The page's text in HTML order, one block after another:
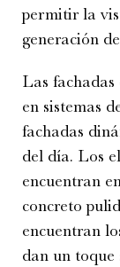
permitir la
generación
Las fachadas
en sistemas
fachadas
del día. Los
encuentran
concreto
encuentran
dan un